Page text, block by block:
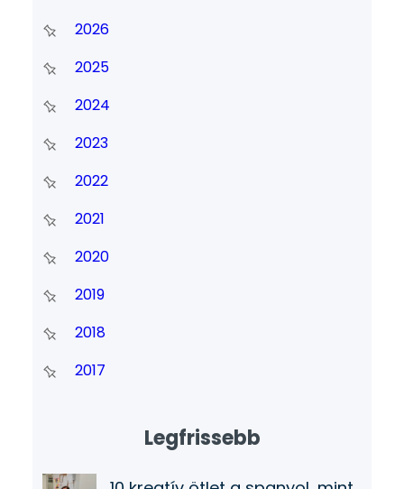
2026
2025
2024
2023
2022
2021
2020
2019
2018
2017
Legfrissebb